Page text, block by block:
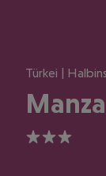
Türkei |
3